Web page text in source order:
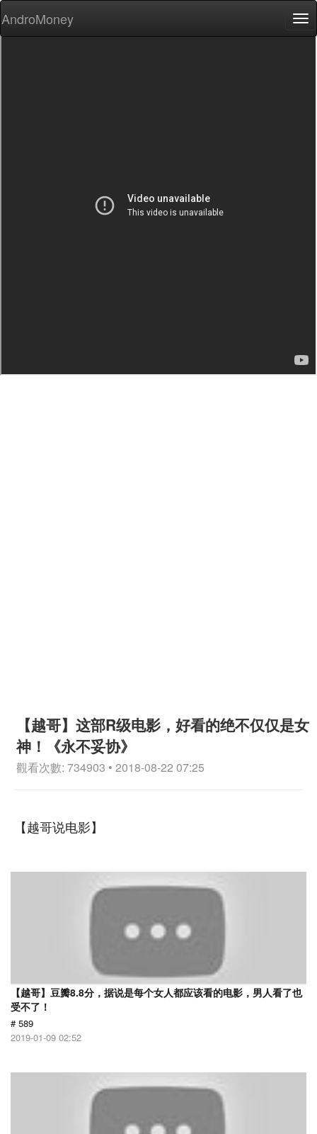
AndroMoney
【越哥】这部R级电影，好看的绝不仅仅是女
神！《永不妥协》
觀看次數: 734903 • 2018-08-22 07:25
【越哥说电影】
【越哥】豆瓣8.8分，据说是每个女人都应该看的电影，男人看了也
受不了！
# 589
2019-01-09 02:52